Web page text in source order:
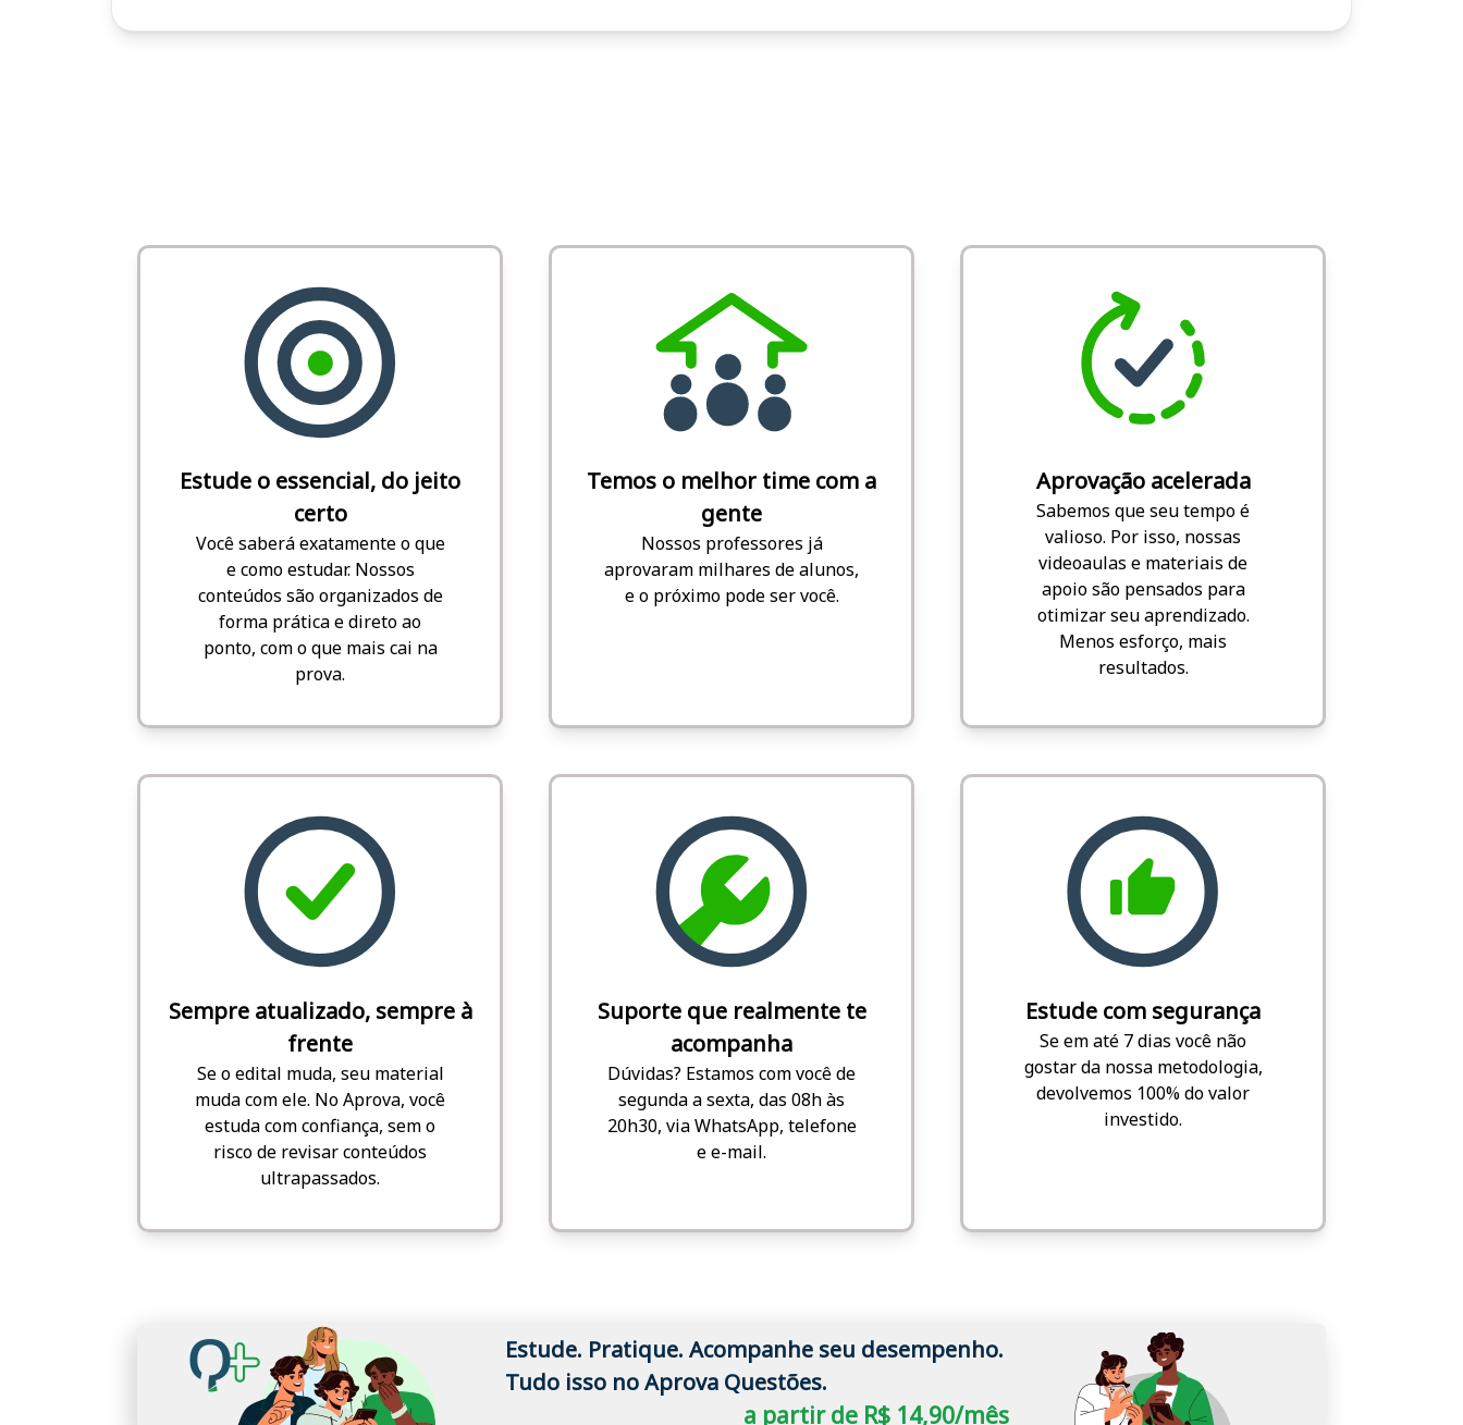
Estude o essencial, do jeito
certo
Você saberá exatamente o que
e como estudar. Nossos
conteúdos são organizados de
forma prática e direto ao
ponto, com o que mais cai na
prova.
Temos o melhor time com a
gente
Nossos professores já
aprovaram milhares de alunos,
e o próximo pode ser você.
Aprovação acelerada
Sabemos que seu tempo é
valioso. Por isso, nossas
videoaulas e materiais de
apoio são pensados para
otimizar seu aprendizado.
Menos esforço, mais
resultados.
Sempre atualizado, sempre à
frente
Se o edital muda, seu material
muda com ele. No Aprova, você
estuda com confiança, sem o
risco de revisar conteúdos
ultrapassados.
Suporte que realmente te
acompanha
Dúvidas? Estamos com você de
segunda a sexta, das 08h às
20h30, via WhatsApp, telefone
e e-mail.
Estude com segurança
Se em até 7 dias você não
gostar da nossa metodologia,
devolvemos 100% do valor
investido.
Estude. Pratique. Acompanhe seu desempenho.
Tudo isso no Aprova Questões.
a partir de R$ 14,90/mês